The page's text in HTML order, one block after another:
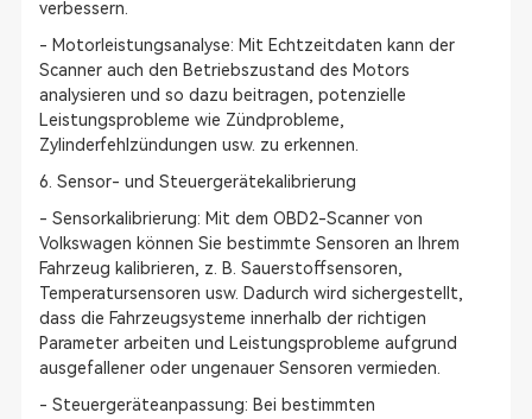
verbessern.
- Motorleistungsanalyse: Mit Echtzeitdaten kann der
Scanner auch den Betriebszustand des Motors
analysieren und so dazu beitragen, potenzielle
Leistungsprobleme wie Zündprobleme,
Zylinderfehlzündungen usw. zu erkennen.
6. Sensor- und Steuergerätekalibrierung
- Sensorkalibrierung: Mit dem OBD2-Scanner von
Volkswagen können Sie bestimmte Sensoren an Ihrem
Fahrzeug kalibrieren, z. B. Sauerstoffsensoren,
Temperatursensoren usw. Dadurch wird sichergestellt,
dass die Fahrzeugsysteme innerhalb der richtigen
Parameter arbeiten und Leistungsprobleme aufgrund
ausgefallener oder ungenauer Sensoren vermieden.
- Steuergeräteanpassung: Bei bestimmten